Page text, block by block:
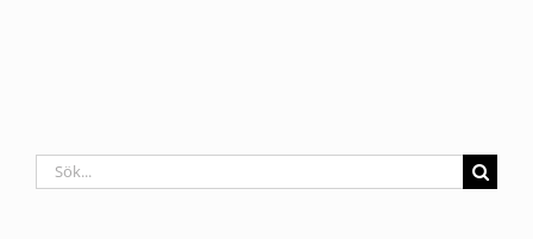
Sök
efter: